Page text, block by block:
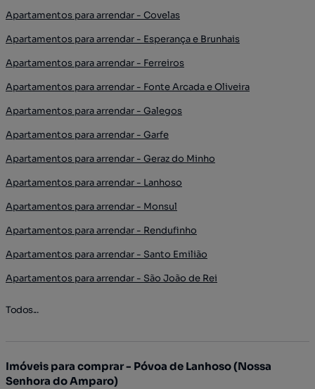
Apartamentos para arrendar - Covelas
Apartamentos para arrendar - Esperança e Brunhais
Apartamentos para arrendar - Ferreiros
Apartamentos para arrendar - Fonte Arcada e Oliveira
Apartamentos para arrendar - Galegos
Apartamentos para arrendar - Garfe
Apartamentos para arrendar - Geraz do Minho
Apartamentos para arrendar - Lanhoso
Apartamentos para arrendar - Monsul
Apartamentos para arrendar - Rendufinho
Apartamentos para arrendar - Santo Emilião
Apartamentos para arrendar - São João de Rei
Todos...
Imóveis para comprar - Póvoa de Lanhoso (Nossa
Senhora do Amparo)